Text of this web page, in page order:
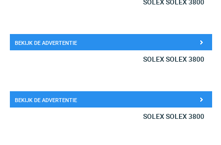
BEKIJK DE ADVERTENTIE
SOLEX SOLEX 3800
BEKIJK DE ADVERTENTIE
SOLEX SOLEX 3800